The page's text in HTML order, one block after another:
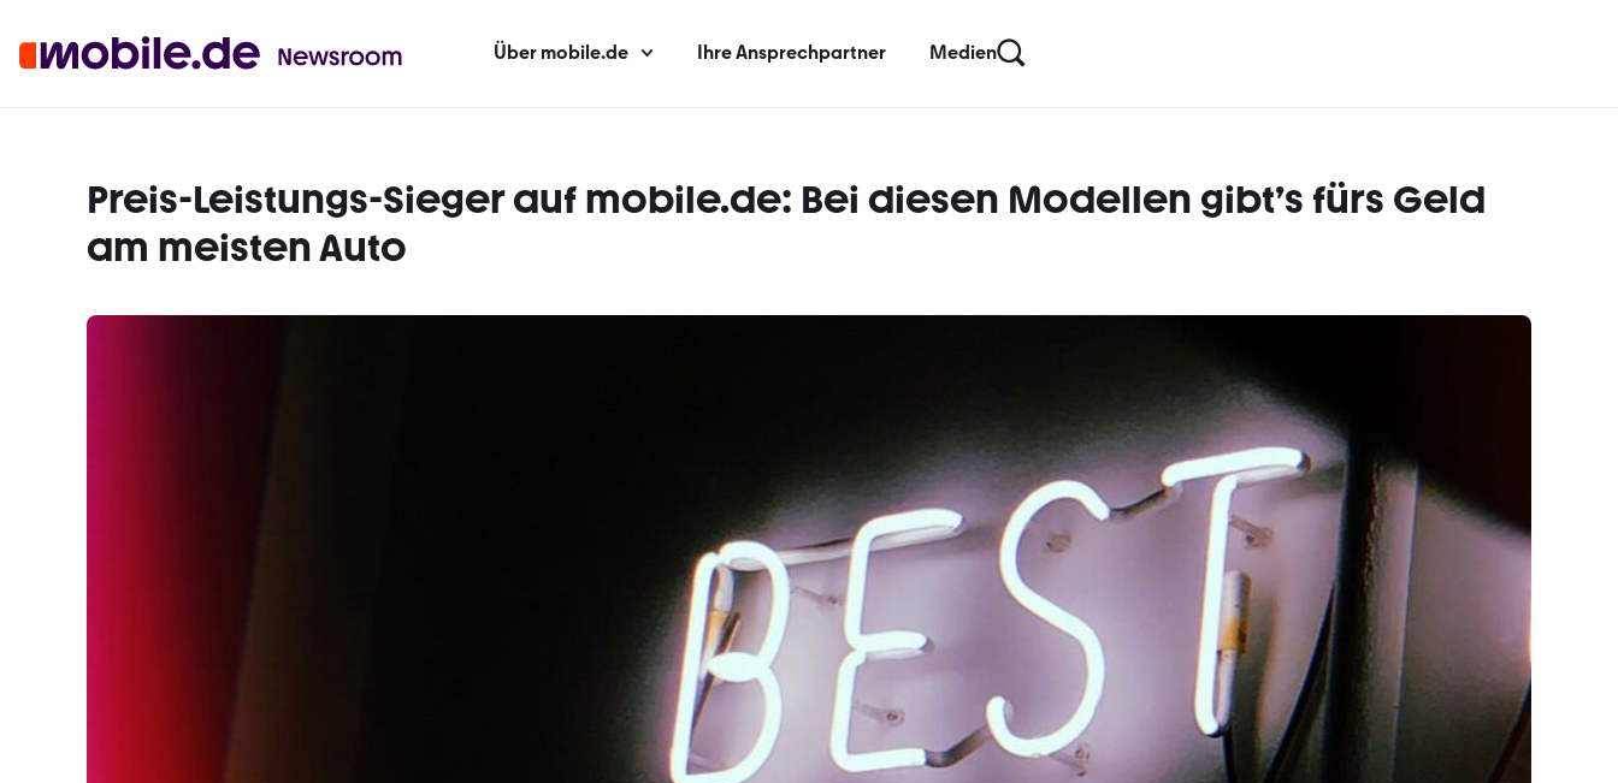
Über mobile.de Ihre Ansprechpartner Medien
Preis-Leistungs-Sieger auf mobile.de: Bei diesen Modellen gibt’s fürs Geld
am meisten Auto